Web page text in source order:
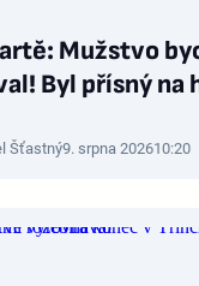
Mužstvo
Byl přísný na
Šťastný9. srpna 202610:20